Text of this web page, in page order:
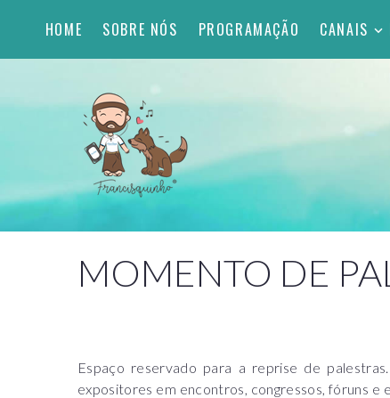
HOME SOBRE NÓS PROGRAMAÇÃO CANAIS
MOMENTO DE
Espaço reservado para a reprise de
expositores em encontros, congressos, fóruns e